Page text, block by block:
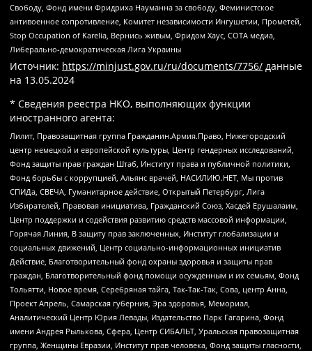
Свободу, Фонд имени Фридриха Науманна за свободу, Феминистское
антивоенное сопротивление, Комитет независимости Ингушетии, Прометей,
Stop Occupation of Karelia, Вернись живым, Фридом Хаус, СОТА медиа,
Либерально-демократическая Лига Украины
Источник: https://minjust.gov.ru/ru/documents/7756/ данные
на 13.05.2024
* Сведения реестра НКО, выполняющих функции
иностранного агента:
Лилит, Правозащитная группа Гражданин.Армия.Право, Нижегородский
центр немецкой и европейской культуры, Центр гендерных исследований,
Фонд защиты прав граждан Штаб, Институт права и публичной политики,
Фонд борьбы с коррупцией, Альянс врачей, НАСИЛИЮ.НЕТ, Мы против
СПИДа, СВЕЧА, Гуманитарное действие, Открытый Петербург, Лига
Избирателей, Правовая инициатива, Гражданский Союз, Хасдей Ерушалаим,
Центр поддержки и содействия развитию средств массовой информации,
Горячая Линия, В защиту прав заключенных, Институт глобализации и
социальных движений, Центр социально-информационных инициатив
Действие, Благотворительный фонд охраны здоровья и защиты прав
граждан, Благотворительный фонд помощи осужденным и их семьям, Фонд
Тольятти, Новое время, Серебряная тайга, Так-Так-Так, Сова, центр Анна,
Проект Апрель, Самарская губерния, Эра здоровья, Мемориал,
Аналитический Центр Юрия Левады, Издательство Парк Гагарина, Фонд
имени Андрея Рылькова, Сфера, Центр СИБАЛЬТ, Уральская правозащитная
группа, Женщины Евразии, Институт прав человека, Фонд защиты гласности,